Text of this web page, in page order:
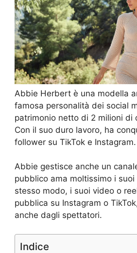
Abbie Herbert è una modella
famosa personalità dei social
patrimonio netto di 2 milioni di
Con il suo duro lavoro, ha
follower su TikTok e Instagram.
Abbie gestisce anche un
pubblico ama moltissimo i
stesso modo, i suoi video o
pubblica su Instagram o
anche dagli spettatori.
Indice